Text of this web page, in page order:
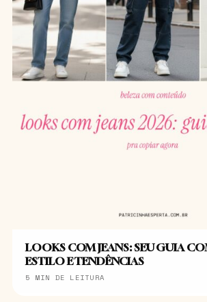
LOOKS COM JEANS: SEU GUIA
ESTILO E TENDÊNCIAS
5 MIN DE LEITURA